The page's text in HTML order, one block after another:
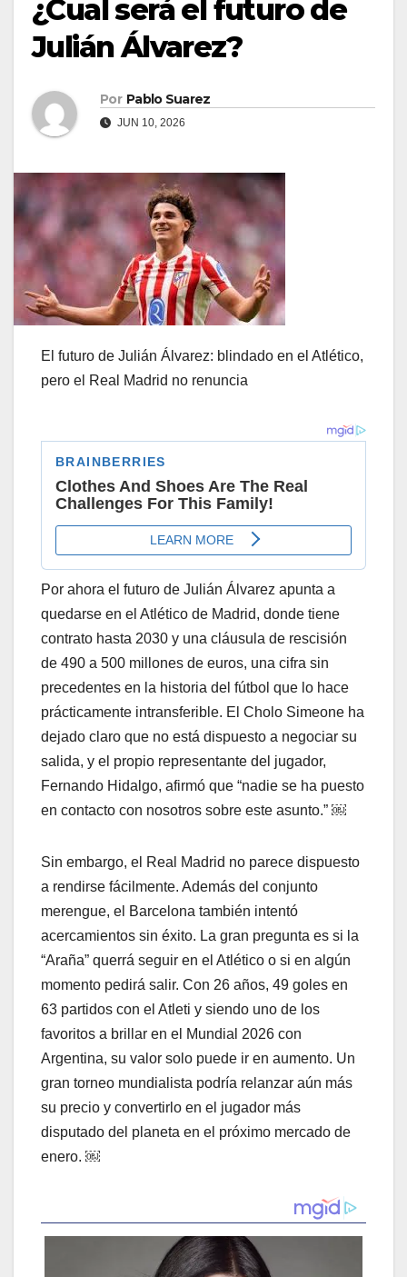
¿Cual será el futuro de
Julián Álvarez?
Por Pablo Suarez
JUN 10, 2026
El futuro de Julián Álvarez: blindado en el Atlético,
pero el Real Madrid no renuncia
Por ahora el futuro de Julián Álvarez apunta a
quedarse en el Atlético de Madrid, donde tiene
contrato hasta 2030 y una cláusula de rescisión
de 490 a 500 millones de euros, una cifra sin
precedentes en la historia del fútbol que lo hace
prácticamente intransferible. El Cholo Simeone ha
dejado claro que no está dispuesto a negociar su
salida, y el propio representante del jugador,
Fernando Hidalgo, afirmó que “nadie se ha puesto
en contacto con nosotros sobre este asunto.” ￼
Sin embargo, el Real Madrid no parece dispuesto
a rendirse fácilmente. Además del conjunto
merengue, el Barcelona también intentó
acercamientos sin éxito. La gran pregunta es si la
“Araña” querrá seguir en el Atlético o si en algún
momento pedirá salir. Con 26 años, 49 goles en
63 partidos con el Atleti y siendo uno de los
favoritos a brillar en el Mundial 2026 con
Argentina, su valor solo puede ir en aumento. Un
gran torneo mundialista podría relanzar aún más
su precio y convertirlo en el jugador más
disputado del planeta en el próximo mercado de
enero. ￼